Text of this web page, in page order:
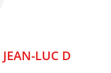
JEAN-LUC D